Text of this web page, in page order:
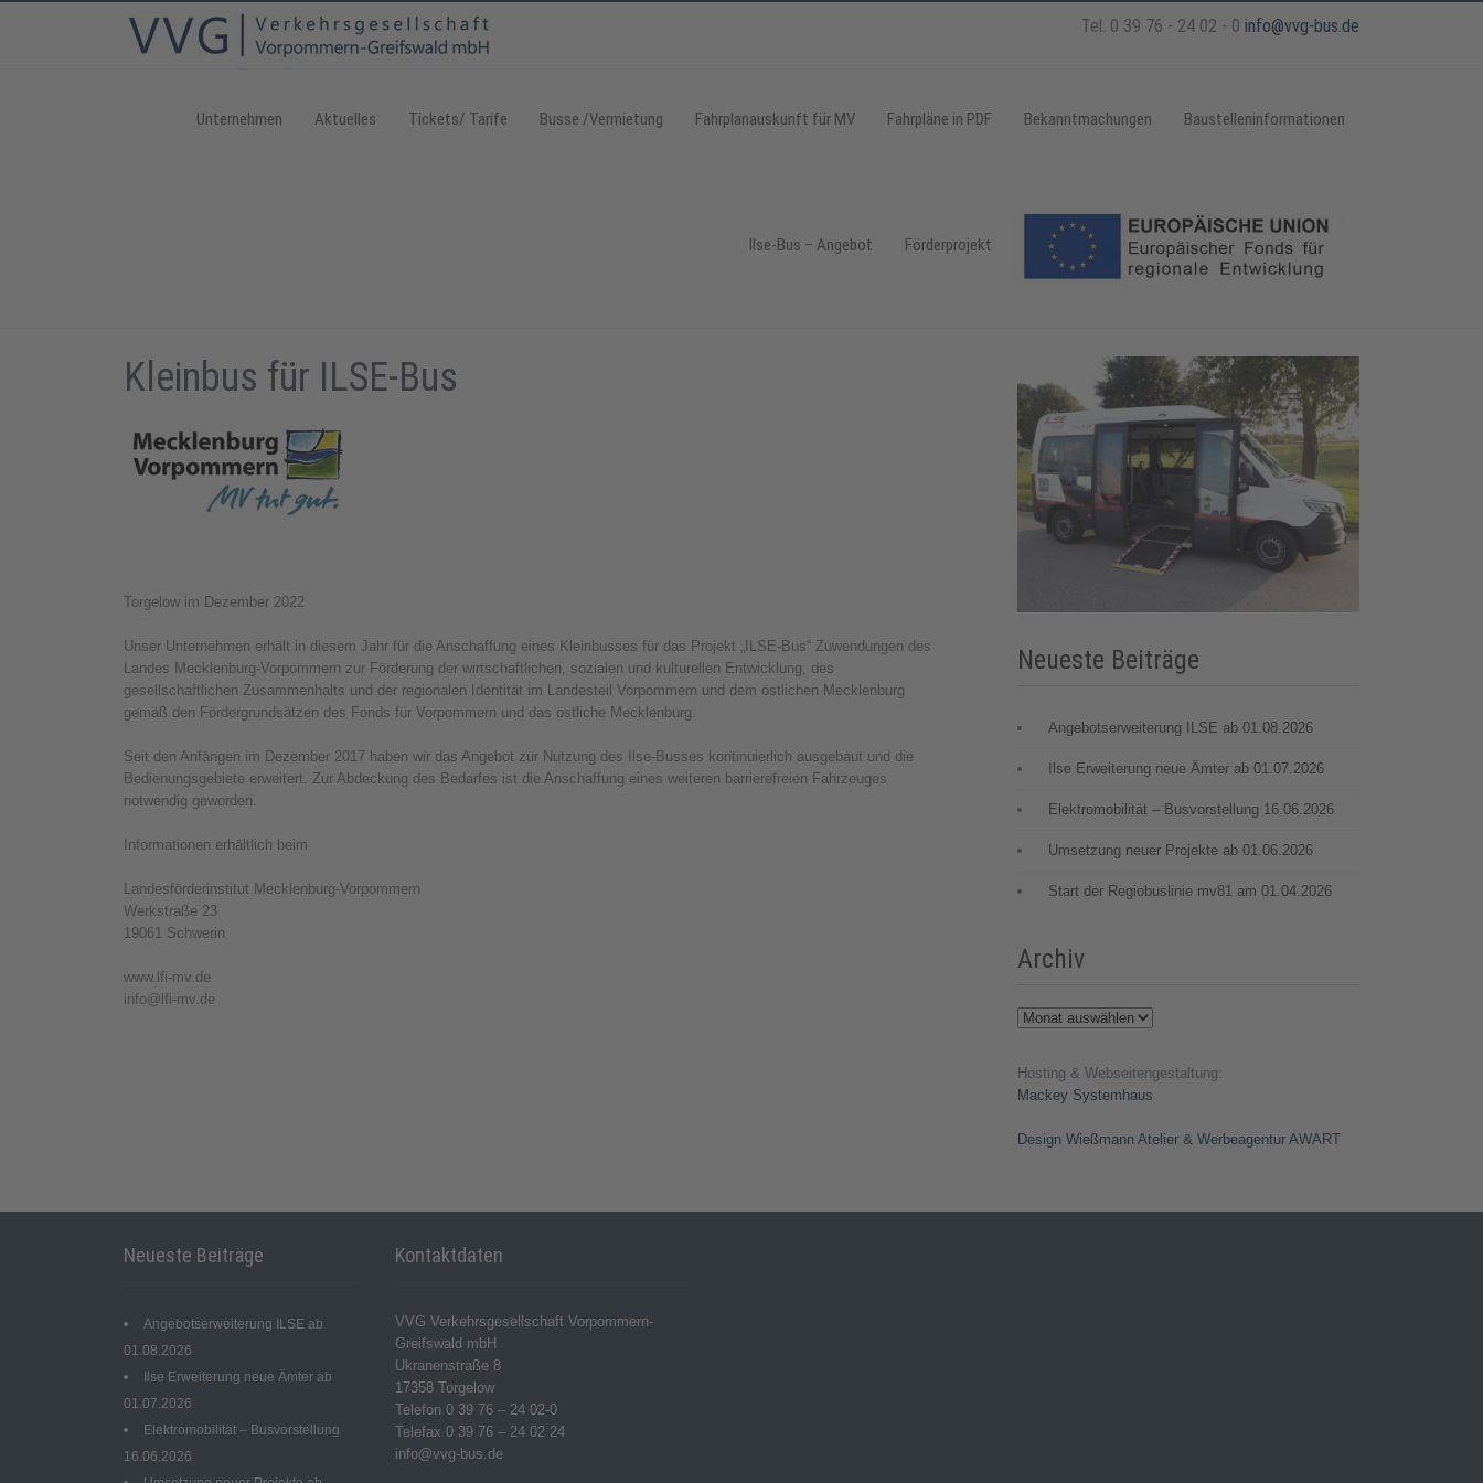
Tel. 0 39 76 - 24 02 - 0 info@vvg-bus.de
Unternehmen Aktuelles Tickets/ Tarife Busse /Vermietung Fahrplanauskunft für MV Fahrpläne in PDF Bekanntmachungen Baustelleninformationen
Ilse-Bus – Angebot Förderprojekt
Kleinbus für ILSE-Bus
Torgelow im Dezember 2022
Unser Unternehmen erhält in diesem Jahr für die Anschaffung eines Kleinbusses für das Projekt „ILSE-Bus“ Zuwendungen des
Landes Mecklenburg-Vorpommern zur Förderung der wirtschaftlichen, sozialen und kulturellen Entwicklung, des
gesellschaftlichen Zusammenhalts und der regionalen Identität im Landesteil Vorpommern und dem östlichen Mecklenburg
gemäß den Fördergrundsätzen des Fonds für Vorpommern und das östliche Mecklenburg.
Seit den Anfängen im Dezember 2017 haben wir das Angebot zur Nutzung des Ilse-Busses kontinuierlich ausgebaut und die
Bedienungsgebiete erweitert. Zur Abdeckung des Bedarfes ist die Anschaffung eines weiteren barrierefreien Fahrzeuges
notwendig geworden.
Informationen erhältlich beim
Landesförderinstitut Mecklenburg-Vorpommern
Werkstraße 23
19061 Schwerin
www.lfi-mv.de
info@lfi-mv.de
Neueste Beiträge
Angebotserweiterung ILSE ab 01.08.2026
Ilse Erweiterung neue Ämter ab 01.07.2026
Elektromobilität – Busvorstellung 16.06.2026
Umsetzung neuer Projekte ab 01.06.2026
Start der Regiobuslinie mv81 am 01.04.2026
Archiv
Archiv
Hosting & Webseitengestaltung:
Mackey Systemhaus
Design Wießmann Atelier & Werbeagentur AWART
Neueste Beiträge
Angebotserweiterung ILSE ab
01.08.2026
Ilse Erweiterung neue Ämter ab
01.07.2026
Elektromobilität – Busvorstellung
16.06.2026
Kontaktdaten
VVG Verkehrsgesellschaft Vorpommern-
Greifswald mbH
Ukranenstraße 8
17358 Torgelow
Telefon 0 39 76 – 24 02-0
Telefax 0 39 76 – 24 02 24
info@vvg-bus.de